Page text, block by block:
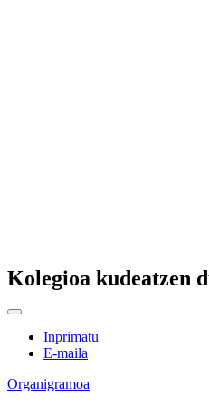
Kolegioa kudeatzen
Inprimatu
E-maila
Organigramoa